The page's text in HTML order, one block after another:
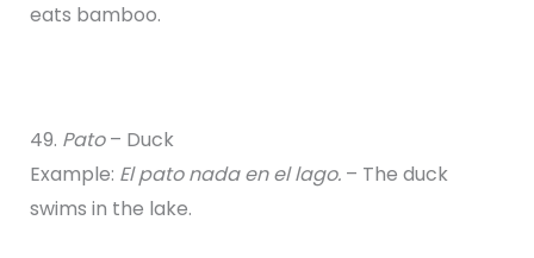
eats bamboo.
49. Pato– Duck
Example: El pato nada en el lago.– The duck
swims in the lake.